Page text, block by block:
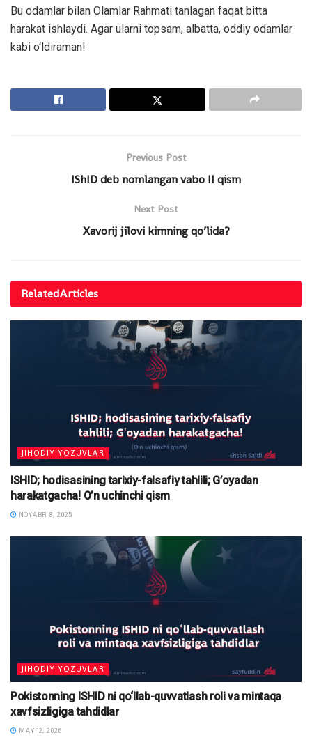
Bu odamlar bilan Olamlar Rahmati tanlagan faqat bitta
harakat ishlaydi. Agar ularni topsam, albatta, oddiy odamlar
kabi o‘ldiraman!
Previous Post
IShID deb nomlangan vabo II qism
Next Post
Xavorij jilovi kimning qo’lida?
RelatedArticles
JIHODIY YOZUVLAR
ISHID; hodisasining tarixiy-falsafiy tahlili; G’oyadan
harakatgacha! O’n uchinchi qism
NOYABR 8, 2025
JIHODIY YOZUVLAR
Pokistonning ISHID ni qo‘llab-quvvatlash roli va mintaqa
xavfsizligiga tahdidlar
MAY 12, 2026